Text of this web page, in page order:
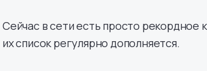
Сейчас в сети есть просто рекордное
их список регулярно дополняется.